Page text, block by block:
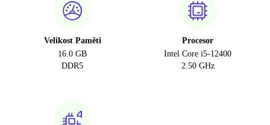
Velikost Paměti
16.0 GB
DDR5
Procesor
Intel Core i5-12400
2.50 GHz